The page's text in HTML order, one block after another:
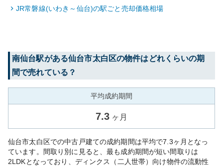
JR常磐線(いわき～仙台)の駅ごと売却価格相場
南仙台駅がある仙台市太白区の物件はどれくらいの期
間で売れている？
平均成約期間
7.3 ヶ月
仙台市太白区での中古戸建ての成約期間は平均で7.3ヶ月となっ
ています。間取り別に見ると、最も成約期間が短い間取りは
2LDKとなっており、ディンクス（二人世帯）向け物件の流動性